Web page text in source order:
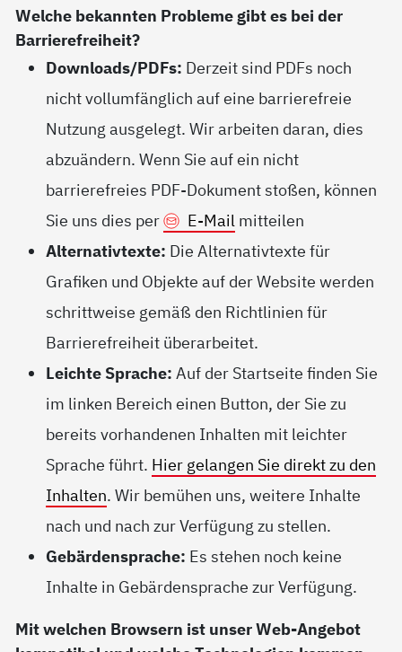
Welche bekannten Probleme gibt es bei der
Barrierefreiheit?
Downloads/PDFs: Derzeit sind PDFs noch
nicht vollumfänglich auf eine barrierefreie
Nutzung ausgelegt. Wir arbeiten daran, dies
abzuändern. Wenn Sie auf ein nicht
barrierefreies PDF-Dokument stoßen, können
Sie uns dies per
E-Mailmitteilen
Alternativtexte: Die Alternativtexte für
Grafiken und Objekte auf der Website werden
schrittweise gemäß den Richtlinien für
Barrierefreiheit überarbeitet.
Leichte Sprache: Auf der Startseite finden Sie
im linken Bereich einen Button, der Sie zu
bereits vorhandenen Inhalten mit leichter
Sprache führt. Hier gelangen Sie direkt zu den
Inhalten. Wir bemühen uns, weitere Inhalte
nach und nach zur Verfügung zu stellen.
Gebärdensprache: Es stehen noch keine
Inhalte in Gebärdensprache zur Verfügung.
Mit welchen Browsern ist unser Web-Angebot